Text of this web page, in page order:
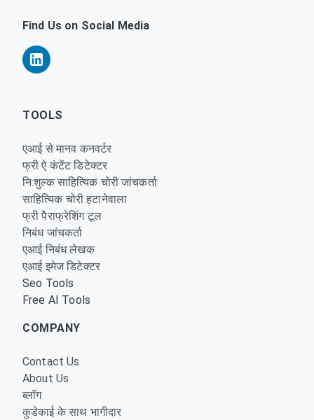
Find Us on Social Media
TOOLS
एआई से मानव कनवर्टर
फ्री ऐ कंटेंट डिटेक्टर
नि:शुल्क साहित्यिक चोरी जांचकर्ता
साहित्यिक चोरी हटानेवाला
फ्री पैराफ्रेशिंग टूल
निबंध जांचकर्ता
एआई निबंध लेखक
एआई इमेज डिटेक्टर
Seo Tools
Free AI Tools
COMPANY
Contact Us
About Us
ब्लॉग
कुडेकाई के साथ भागीदार